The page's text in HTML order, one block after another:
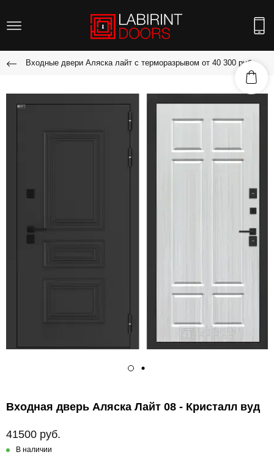
Входные двери Аляска лайт с терморазрывом от 40 300 руб.
Входная дверь Аляска Лайт 08 - Кристалл вуд
41500 руб.
В наличии